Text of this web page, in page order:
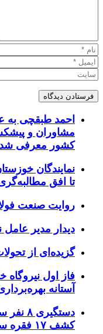
احمد طبقچی به
مشاوران و
کشور معرفی شد
تا افق
روایت صنعت
دیدار مدیر عامل
گزیده‌ای از
فاز اول نیروگاه
آستانه
کشف ۱۷ فقره سرقت